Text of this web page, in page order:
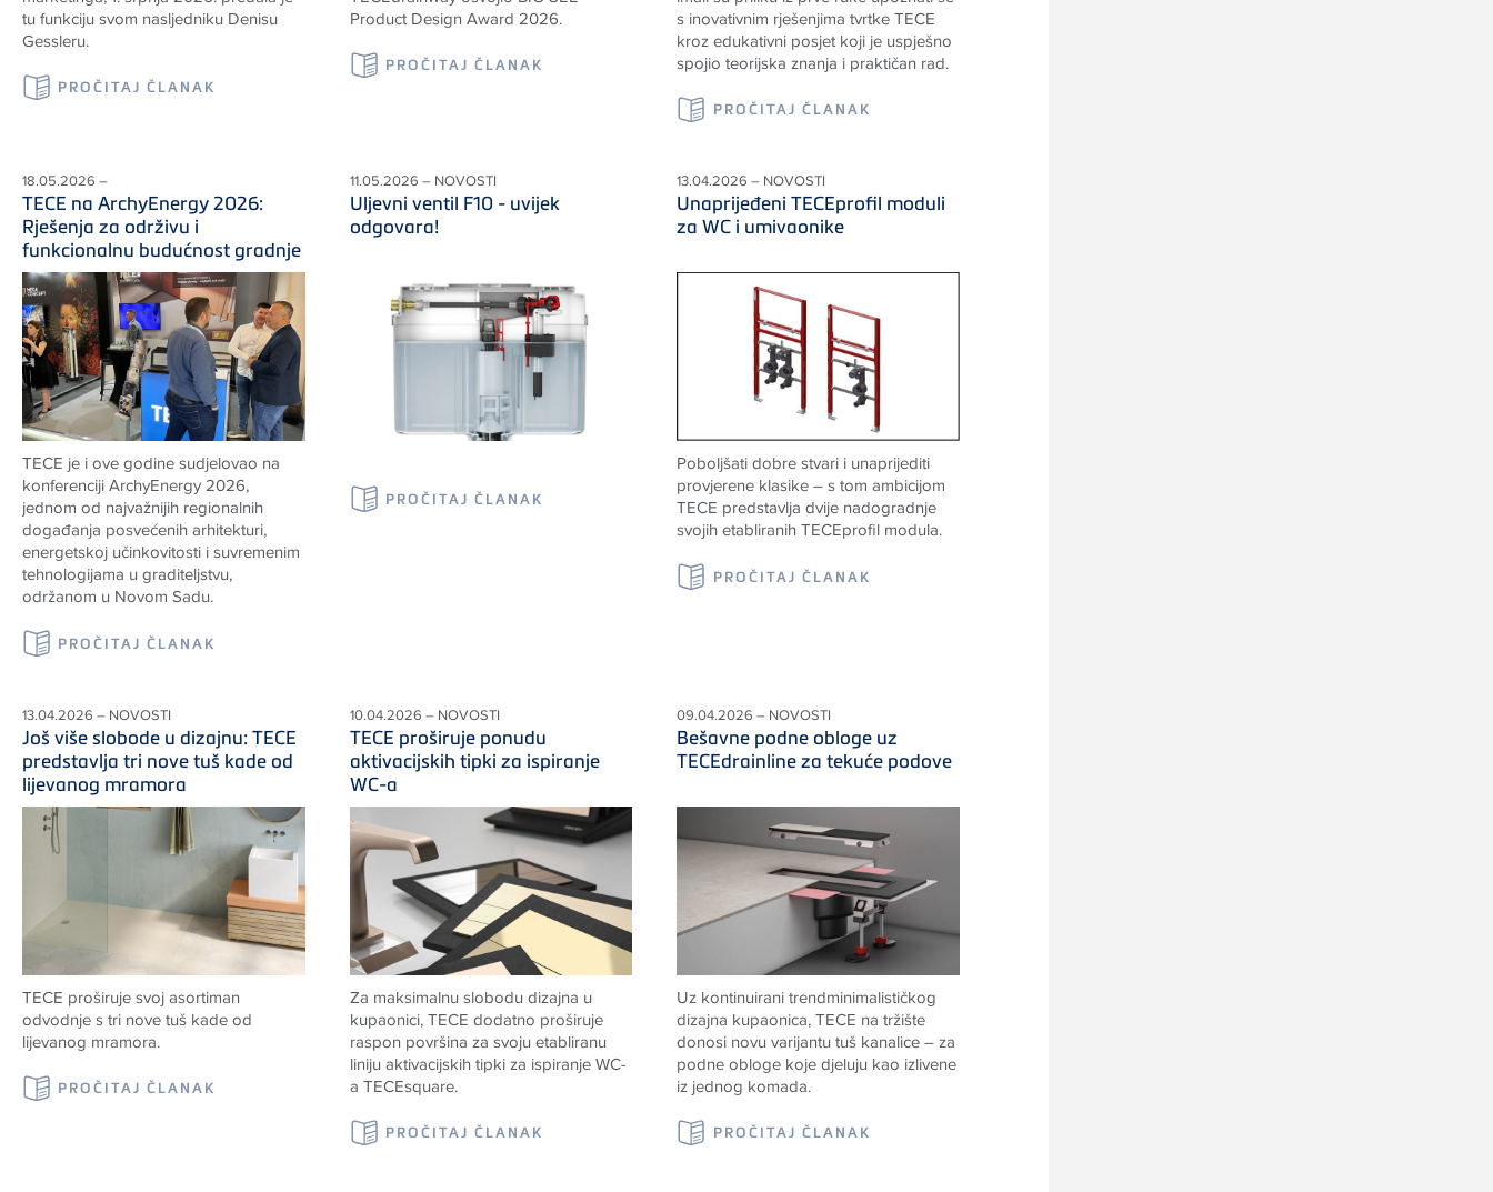
tu funkciju svom nasljedniku Denisu
Gessleru.
PROČITAJ ČLANAK
Product Design Award 2026.
PROČITAJ ČLANAK
s inovativnim rješenjima tvrtke TECE
kroz edukativni posjet koji je uspješno
spojio teorijska znanja i praktičan rad.
PROČITAJ ČLANAK
18.05.2026 –
TECE na ArchyEnergy 2026:
Rješenja za održivu i
funkcionalnu budućnost gradnje
TECE je i ove godine sudjelovao na
konferenciji ArchyEnergy 2026,
jednom od najvažnijih regionalnih
događanja posvećenih arhitekturi,
energetskoj učinkovitosti i suvremenim
tehnologijama u graditeljstvu,
održanom u Novom Sadu.
PROČITAJ ČLANAK
11.05.2026 – NOVOSTI
Uljevni ventil F10 - uvijek
odgovara!
PROČITAJ ČLANAK
13.04.2026 – NOVOSTI
Unaprijeđeni TECEprofil moduli
za WC i umivaonike
Poboljšati dobre stvari i unaprijediti
provjerene klasike – s tom ambicijom
TECE predstavlja dvije nadogradnje
svojih etabliranih TECEprofil modula.
PROČITAJ ČLANAK
13.04.2026 – NOVOSTI
Još više slobode u dizajnu: TECE
predstavlja tri nove tuš kade od
lijevanog mramora
TECE proširuje svoj asortiman
odvodnje s tri nove tuš kade od
lijevanog mramora.
PROČITAJ ČLANAK
10.04.2026 – NOVOSTI
TECE proširuje ponudu
aktivacijskih tipki za ispiranje
WC-a
Za maksimalnu slobodu dizajna u
kupaonici, TECE dodatno proširuje
raspon površina za svoju etabliranu
liniju aktivacijskih tipki za ispiranje WC-
a TECEsquare.
PROČITAJ ČLANAK
09.04.2026 – NOVOSTI
Bešavne podne obloge uz
TECEdrainline za tekuće podove
Uz kontinuirani trendminimalističkog
dizajna kupaonica, TECE na tržište
donosi novu varijantu tuš kanalice – za
podne obloge koje djeluju kao izlivene
iz jednog komada.
PROČITAJ ČLANAK